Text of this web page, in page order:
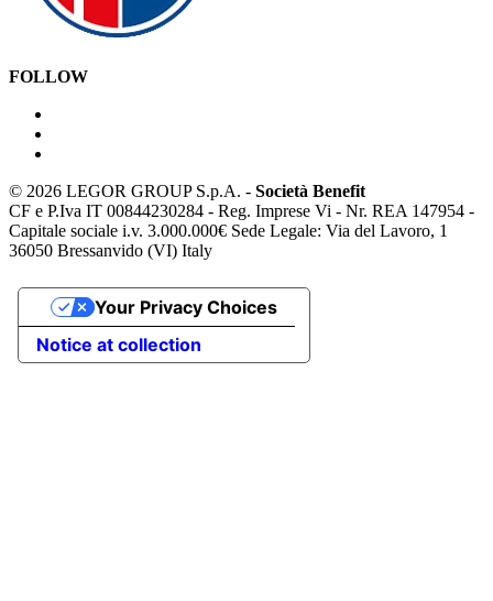
FOLLOW
© 2026 LEGOR GROUP S.p.A. - Società Benefit
CF e P.Iva IT 00844230284 - Reg. Imprese Vi - Nr. REA 147954 -
Capitale sociale i.v. 3.000.000€ Sede Legale: Via del Lavoro, 1
36050 Bressanvido (VI) Italy
Notice at collection
Your Privacy Choices